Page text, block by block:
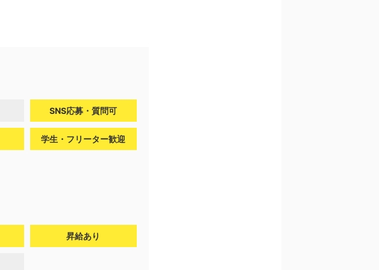
SNS応募・質問可
学生・フリーター歓迎
昇給あり